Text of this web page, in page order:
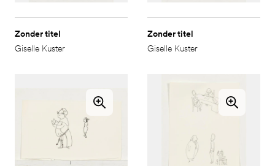
Zonder titel
Giselle Kuster
Zonder titel
Giselle Kuster